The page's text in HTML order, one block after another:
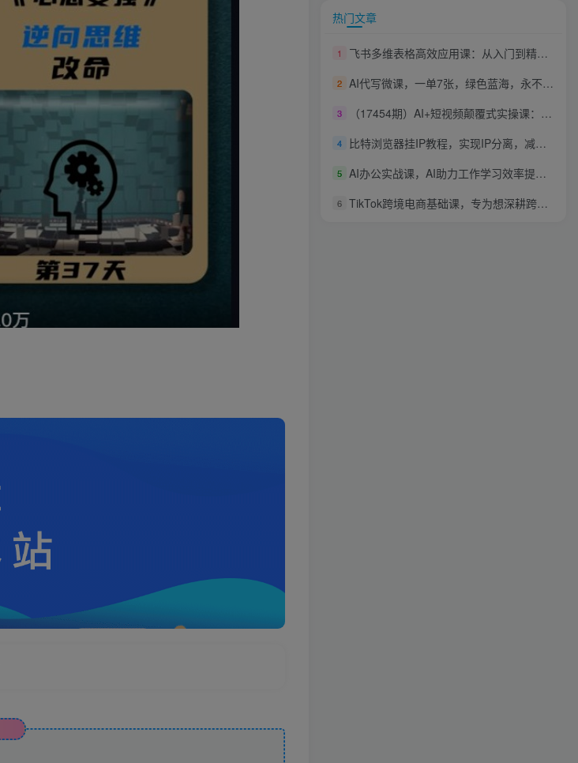
热门文章
1 飞书多维表格高效应用课：从入门到精通，界面操作，自动化，多行业实战案例
2 AI代写微课，一单7张，绿色蓝海，永不失业项目，提供接单渠道！
3 （17454期）AI+短视频颠覆式实操课：掌握AI图片复刻、人物定制、视频编辑技巧，跑通变现月利润2万+
4 比特浏览器挂IP教程，实现IP分离，减少风控
5 AI办公实战课，AI助力工作学习效率提升N倍
6 TikTok跨境电商基础课，专为想深耕跨境赛道的粉丝打造，解决抖音外站教学限制痛点